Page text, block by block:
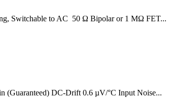
Switchable to AC 50 Ω Bipolar or 1 MΩ FET...
(Guaranteed) DC-Drift 0.6 µV/°C Input Noise...